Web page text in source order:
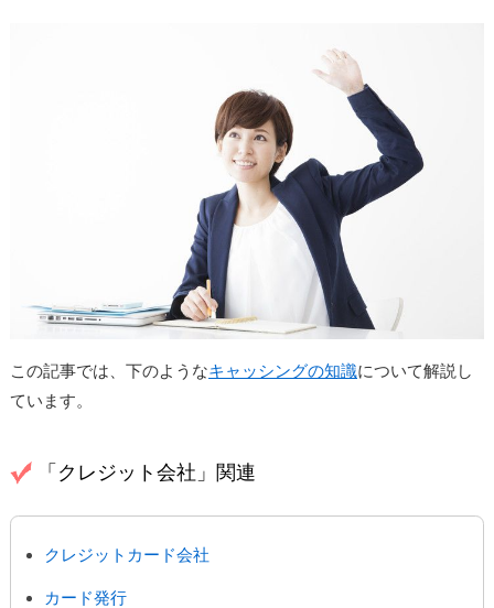
この記事では、下のようなキャッシングの知識について解説し
ています。
「クレジット会社」関連
クレジットカード会社
カード発行